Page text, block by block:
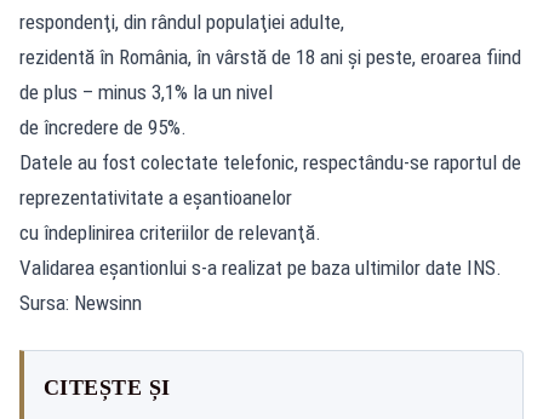
respondenţi, din rândul populaţiei adulte,
rezidentă în România, în vârstă de 18 ani şi peste, eroarea fiind
de plus – minus 3,1% la un nivel
de încredere de 95%.
Datele au fost colectate telefonic, respectându-se raportul de
reprezentativitate a eşantioanelor
cu îndeplinirea criteriilor de relevanţă.
Validarea eşantionlui s-a realizat pe baza ultimilor date INS.
Sursa: Newsinn
CITEȘTE ȘI